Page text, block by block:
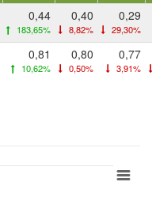
0,44
183,65%
0,40
8,82%
0,29
29,30%
0,81
10,62%
0,80
0,50%
0,77
3,91%